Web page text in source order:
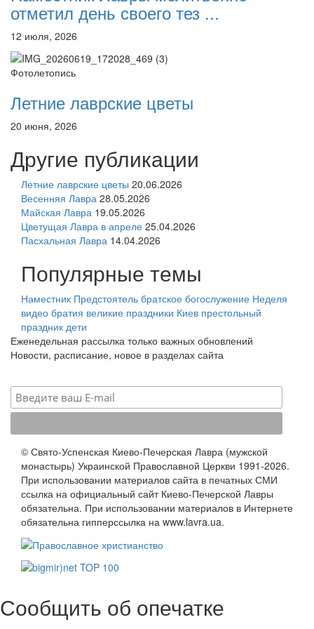
отметил день своего тез ...
12 июля, 2026
Фотолетопись
Летние лаврские цветы
20 июня, 2026
Другие публикации
Летние лаврские цветы 20.06.2026
Весенняя Лавра 28.05.2026
Майская Лавра 19.05.2026
Цветущая Лавра в апреле 25.04.2026
Пасхальная Лавра 14.04.2026
Популярные темы
Наместник Предстоятель братское богослужение Неделя
видео братия великие праздники Киев престольный
праздник дети
Еженедельная рассылка только важных обновлений
Новости, расписание, новое в разделах сайта
© Свято-Успенская Киево-Печерская Лавра (мужской
монастырь) Украинской Православной Церкви 1991-2026.
При использовании материалов сайта в печатных СМИ
ссылка на официальный сайт Киево-Печерской Лавры
обязательна. При использовании материалов в Интернете
обязательна гипперссылка на www.lavra.ua.
Сообщить об опечатке